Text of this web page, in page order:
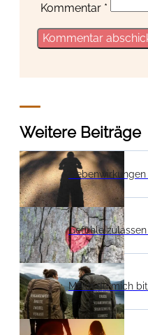
Kommentar *
Weitere Beiträge
Gefühle
Mach du mich